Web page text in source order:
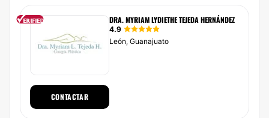
DRA. MYRIAM LYDIETHE TEJEDA HERNÁNDEZ
4.9
León, Guanajuato
CONTACTAR